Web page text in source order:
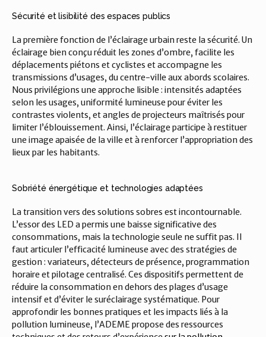
Sécurité et lisibilité des espaces publics
La première fonction de l’éclairage urbain reste la sécurité. Un
éclairage bien conçu réduit les zones d’ombre, facilite les
déplacements piétons et cyclistes et accompagne les
transmissions d’usages, du centre-ville aux abords scolaires.
Nous privilégions une approche lisible : intensités adaptées
selon les usages, uniformité lumineuse pour éviter les
contrastes violents, et angles de projecteurs maîtrisés pour
limiter l’éblouissement. Ainsi, l’éclairage participe à restituer
une image apaisée de la ville et à renforcer l’appropriation des
lieux par les habitants.
Sobriété énergétique et technologies adaptées
La transition vers des solutions sobres est incontournable.
L’essor des LED a permis une baisse significative des
consommations, mais la technologie seule ne suffit pas. Il
faut articuler l’efficacité lumineuse avec des stratégies de
gestion : variateurs, détecteurs de présence, programmation
horaire et pilotage centralisé. Ces dispositifs permettent de
réduire la consommation en dehors des plages d’usage
intensif et d’éviter le suréclairage systématique. Pour
approfondir les bonnes pratiques et les impacts liés à la
pollution lumineuse, l’ADEME propose des ressources